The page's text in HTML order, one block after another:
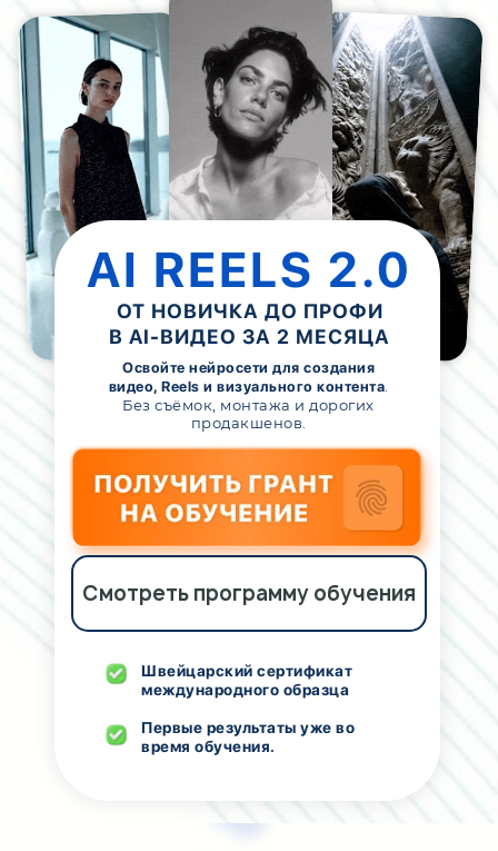
ОТ НОВИЧКА ДО ПРОФИ
В AI-ВИДЕО ЗА 2 МЕСЯЦА
AI REELS 2.0
Швейцарский сертификат
международного образца
Первые результаты уже во
время обучения.
Освойте нейросети для создания
видео, Reels и визуального контента
Без съёмок, монтажа и дорогих
продакшенов.
Смотреть программу обучения